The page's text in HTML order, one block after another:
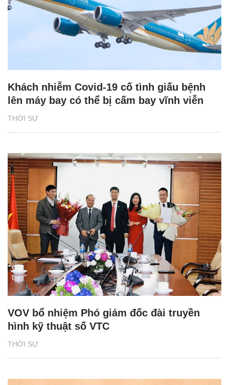
THỜI SỰ
Khách nhiễm Covid-19 cố tình giấu bệnh
lên máy bay có thể bị cấm bay vĩnh viễn
THỜI SỰ
VOV bổ nhiệm Phó giám đốc đài truyền
hình kỹ thuật số VTC